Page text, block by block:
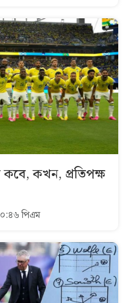
কখন, প্রতিপক্ষ
পিএম